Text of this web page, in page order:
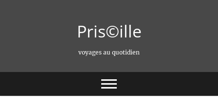
Pris©ille
voyages au quotidien